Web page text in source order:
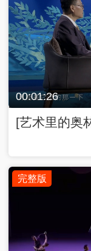
00:01:26
[艺术里的奥
完整版